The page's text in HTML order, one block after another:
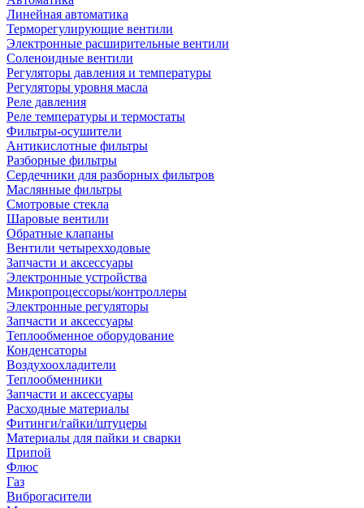
Линейная автоматика
Терморегулирующие вентили
Электронные расширительные вентили
Соленоидные вентили
Регуляторы давления и температуры
Регуляторы уровня масла
Реле давления
Реле температуры и термостаты
Фильтры-осушители
Антикислотные фильтры
Разборные фильтры
Сердечники для разборных фильтров
Маслянные фильтры
Смотровые стекла
Шаровые вентили
Обратные клапаны
Вентили четырехходовые
Запчасти и аксессуары
Электронные устройства
Микропроцессоры/контроллеры
Электронные регуляторы
Запчасти и аксессуары
Теплообменное оборудование
Конденсаторы
Воздухоохладители
Теплообменники
Запчасти и аксессуары
Расходные материалы
Фитинги/гайки/штуцеры
Материалы для пайки и сварки
Припой
Флюс
Газ
Виброгасители